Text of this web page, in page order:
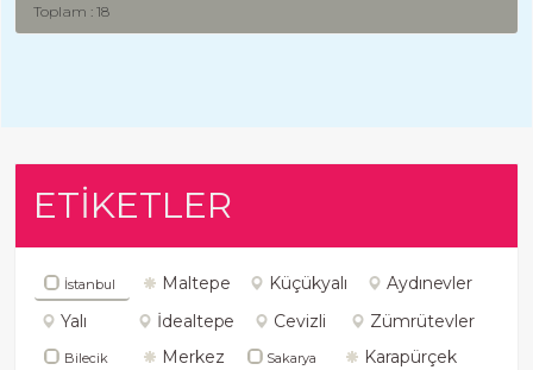
Toplam : 18
ETİKETLER
İstanbul Maltepe Küçükyalı
Aydınevler
Yalı
İdealtepe Cevizli Zümrütevler
Bilecik Merkez Sakarya
Karapürçek